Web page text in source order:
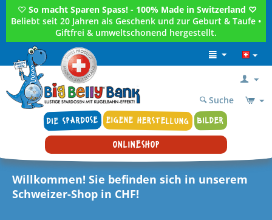
♡ So macht Sparen Spass! - 100% Made in Switzerland ♡
Beliebt seit 20 Jahren als Geschenk und zur Geburt & Taufe •
Giftfrei & umweltschonend hergestellt.
DIE SPARDOSE EIGENE HERSTELLUNG BILDER
Suche
ONLINESHOP
Willkommen! Sie befinden sich in unserem
Schweizer-Shop in CHF!